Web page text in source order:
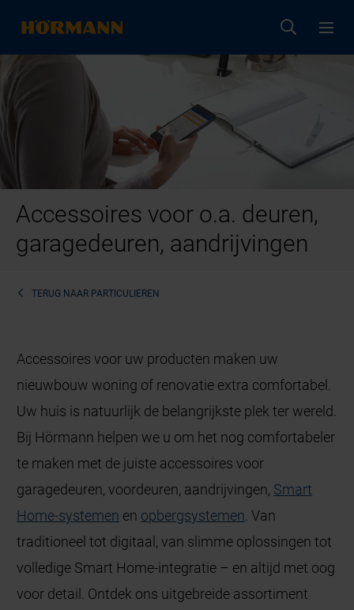
Accessoires voor o.a. deuren,
garagedeuren, aandrijvingen
TERUG NAAR PARTICULIEREN
Accessoires voor uw producten maken uw
nieuwbouw woning of renovatie extra comfortabel.
Uw huis is natuurlijk de belangrijkste plek ter wereld.
Bij Hörmann helpen we u om het nog comfortabeler
te maken met de juiste accessoires voor
garagedeuren, voordeuren, aandrijvingen, Smart
Home-systemen en opbergsystemen . Van
traditioneel tot digitaal, van slimme oplossingen tot
volledige Smart Home-integratie – en altijd met oog
voor detail. Ontdek ons uitgebreide assortiment